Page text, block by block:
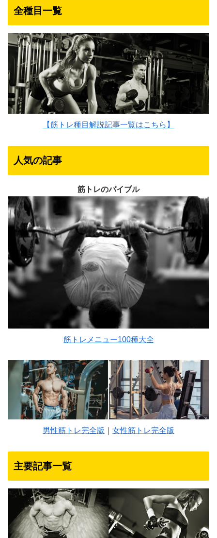
全種目一覧
【筋トレ種目解説記事一覧はこちら】
人気の記事
筋トレのバイブル
筋トレメニュー100種大全
男性筋トレ完全版 女性筋トレ完全版
主要記事一覧